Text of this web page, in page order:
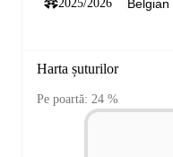
2025/2026
Harta șuturilor
Pe poartă: 24 %